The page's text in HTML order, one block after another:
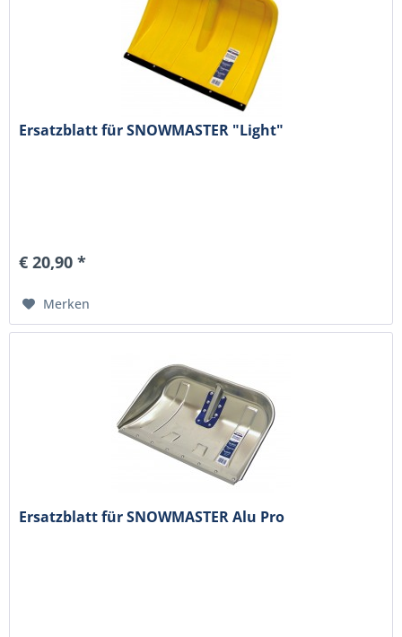
Ersatzblatt für SNOWMASTER "Light"
€ 20,90 *
Merken
Ersatzblatt für SNOWMASTER Alu Pro